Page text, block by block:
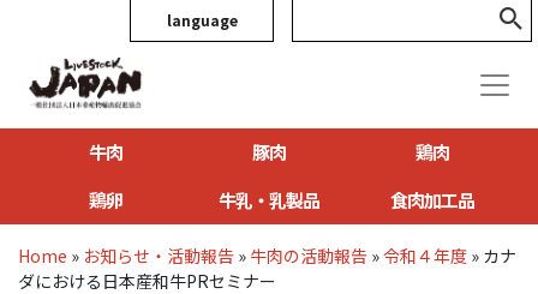
language
牛肉 豚肉
鶏肉
鶏卵
牛乳・乳製品 食肉加工品
Home » お知らせ・活動報告 » 牛肉の活動報告 »令和４年度 » カナ
ダにおける日本産和牛PRセミナー